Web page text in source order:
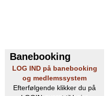
Banebooking
LOG IND på banebooking
og medlemssystem
Efterfølgende klikker du på